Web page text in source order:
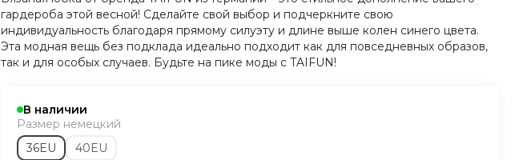
гардероба этой весной! Сделайте свой выбор и подчеркните свою
индивидуальность благодаря прямому силуэту и длине выше колен синего цвета.
Эта модная вещь без подклада идеально подходит как для повседневных образов,
так и для особых случаев. Будьте на пике моды с TAIFUN!
В наличии
Размер немецкий
36EU
40EU